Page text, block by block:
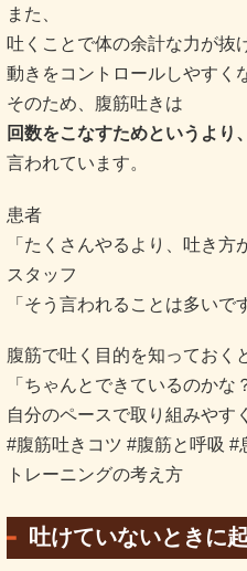
また、
吐くことで体の余計な力が抜
動きをコントロールしやすく
そのため、腹筋吐きは
回数をこなすためというより
言われています。
患者
「たくさんやるより、吐き方
スタッフ
「そう言われることは多いで
腹筋で吐く目的を知っておく
「ちゃんとできているのかな
自分のペースで取り組みやす
#腹筋吐きコツ #腹筋と呼吸
トレーニングの考え方
吐けていないときに